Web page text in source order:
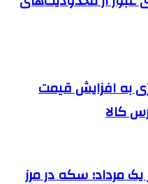
به افزایش قیمت
کالا
مرداد؛ سکه در مرز